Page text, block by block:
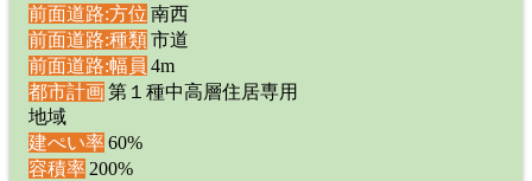
前面道路:方位 南西
前面道路:種類 市道
前面道路:幅員 4m
都市計画 第１種中高層住居専用
地域
建ぺい率60%
容積率200%